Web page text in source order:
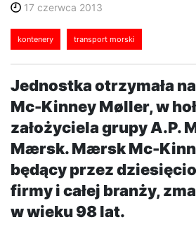
17 czerwca 2013
kontenery transport morski
Jednostka otrzymała
Mc-Kinney Møller, w
założyciela grupy A.P.
Mærsk. Mærsk Mc-
będący przez
firmy i całej branży,
w wieku 98 lat.